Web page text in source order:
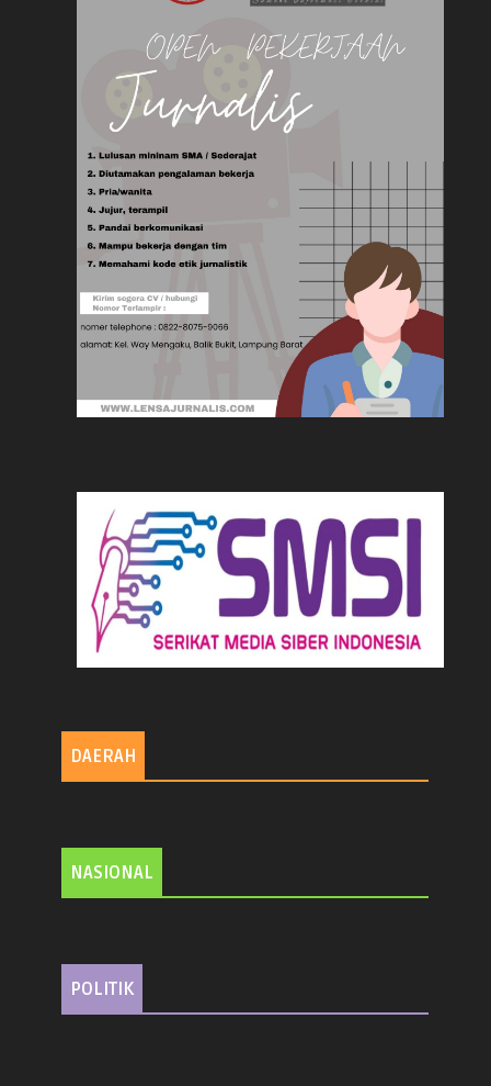
DAERAH
NASIONAL
POLITIK